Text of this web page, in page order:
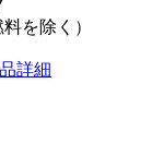
を除く）
詳細